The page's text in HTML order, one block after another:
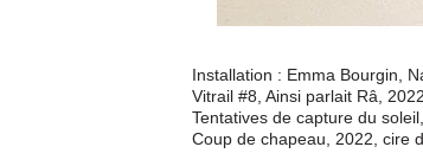
Installation : Emma Bourgin,
Vitrail #8, Ainsi parlait Râ,
Tentatives de capture du
Coup de chapeau, 2022, cire